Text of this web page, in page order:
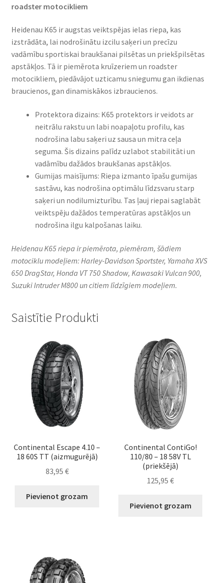
roadster motocikliem
Heidenau K65 ir augstas veiktspējas ielas riepa, kas
izstrādāta, lai nodrošinātu izcilu saķeri un precīzu
vadāmību sportiskai braukšanai pilsētas un priekšpilsētas
apstākļos. Tā ir piemērota kruīzeriem un roadster
motocikliem, piedāvājot uzticamu sniegumu gan ikdienas
braucienos, gan dinamiskākos izbraucienos.
Protektora dizains: K65 protektors ir veidots ar
neitrālu rakstu un labi noapaļotu profilu, kas
nodrošina labu saķeri uz sausa un mitra ceļa
seguma. Šis dizains palīdz uzlabot stabilitāti un
vadāmību dažādos braukšanas apstākļos.
Gumijas maisījums: Riepa izmanto īpašu gumijas
sastāvu, kas nodrošina optimālu līdzsvaru starp
saķeri un nodilumizturību. Tas ļauj riepai saglabāt
veiktspēju dažādos temperatūras apstākļos un
nodrošina ilgu kalpošanas laiku.
Heidenau K65 riepa ir piemērota, piemēram, šādiem
motociklu modeļiem: Harley-Davidson Sportster, Yamaha XVS
650 DragStar, Honda VT 750 Shadow, Kawasaki Vulcan 900,
Suzuki Intruder M800 un citiem līdzīgiem modeļiem.
Saistītie Produkti
Continental Escape 4.10 –
18 60S TT (aizmugurējā)
83,95 €
Pievienot grozam
Continental ContiGo!
110/80 – 18 58V TL
(priekšējā)
125,95€
Pievienot grozam